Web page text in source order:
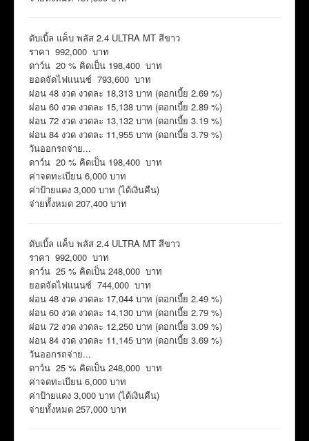
ดับเบิ้ล แค็บ พลัส 2.4 ULTRA MT สีขาว
ราคา 992,000 บาท
ดาว์น 20 % คิดเป็น 198,400 บาท
ยอดจัดไฟแนนซ์ 793,600 บาท
ผ่อน 48 งวด งวดละ 18,313 บาท (ดอกเบี้ย 2.69 %)
ผ่อน 60 งวด งวดละ 15,138 บาท (ดอกเบี้ย 2.89 %)
ผ่อน 72 งวด งวดละ 13,132 บาท (ดอกเบี้ย 3.19 %)
ผ่อน 84 งวด งวดละ 11,955 บาท (ดอกเบี้ย 3.79 %)
วันออกรถจ่าย...
ดาว์น 20 % คิดเป็น 198,400 บาท
ค่าจดทะเบียน 6,000 บาท
ค่าป้ายแดง 3,000 บาท (ได้เงินคืน)
จ่ายทั้งหมด 207,400 บาท
ดับเบิ้ล แค็บ พลัส 2.4 ULTRA MT สีขาว
ราคา 992,000 บาท
ดาว์น 25 % คิดเป็น 248,000 บาท
ยอดจัดไฟแนนซ์ 744,000 บาท
ผ่อน 48 งวด งวดละ 17,044 บาท (ดอกเบี้ย 2.49 %)
ผ่อน 60 งวด งวดละ 14,130 บาท (ดอกเบี้ย 2.79 %)
ผ่อน 72 งวด งวดละ 12,250 บาท (ดอกเบี้ย 3.09 %)
ผ่อน 84 งวด งวดละ 11,145 บาท (ดอกเบี้ย 3.69 %)
วันออกรถจ่าย...
ดาว์น 25 % คิดเป็น 248,000 บาท
ค่าจดทะเบียน 6,000 บาท
ค่าป้ายแดง 3,000 บาท (ได้เงินคืน)
จ่ายทั้งหมด 257,000 บาท